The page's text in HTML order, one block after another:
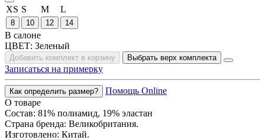
XS S M L
8 10 12 14
В салоне
ЦВЕТ: Зеленый
Добавить комплект в корзину Выбрать верх комплекта
Записаться на примерку
Как определить размер?
Помощь Online
О товаре
Состав: 81% полиамид, 19% эластан
Страна бренда: Великобритания.
Изготовлено: Китай.